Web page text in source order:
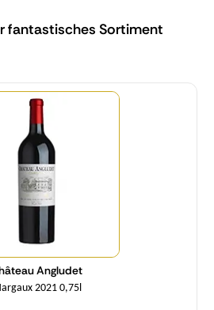
fantastisches Sortiment
Angludet
2021 0,75l
Menge